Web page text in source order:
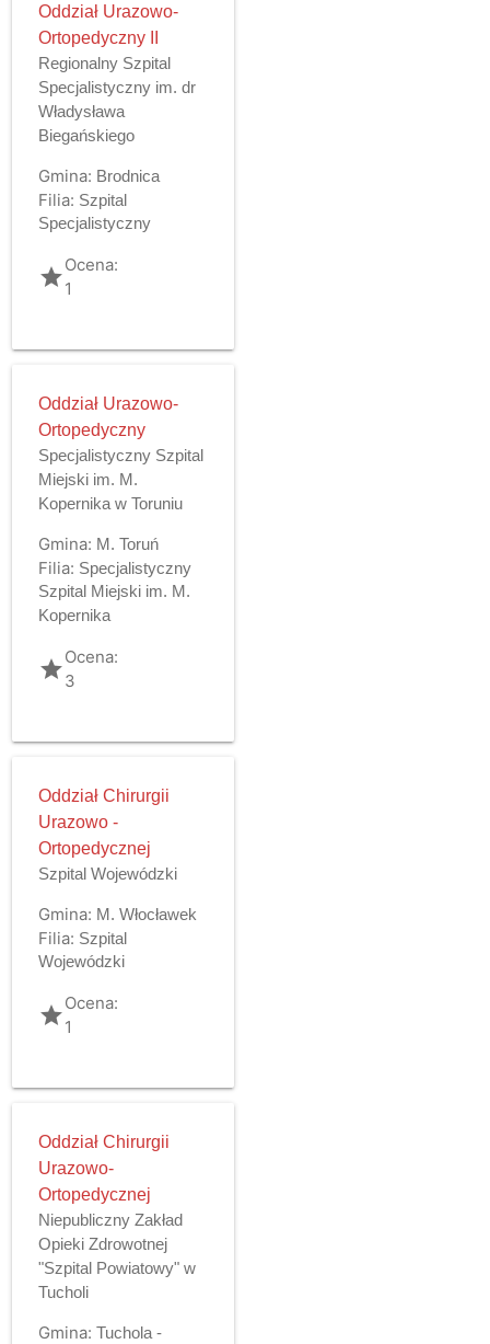
Oddział Urazowo-
Ortopedyczny II
Regionalny Szpital
Specjalistyczny im. dr
Władysława
Biegańskiego
Gmina: Brodnica
Filia: Szpital
Specjalistyczny
gradeOcena:
1
Oddział Urazowo-
Ortopedyczny
Specjalistyczny Szpital
Miejski im. M.
Kopernika w Toruniu
Gmina: M. Toruń
Filia: Specjalistyczny
Szpital Miejski im. M.
Kopernika
gradeOcena:
3
Oddział Chirurgii
Urazowo -
Ortopedycznej
Szpital Wojewódzki
Gmina: M. Włocławek
Filia: Szpital
Wojewódzki
gradeOcena:
1
Oddział Chirurgii
Urazowo-
Ortopedycznej
Niepubliczny Zakład
Opieki Zdrowotnej
"Szpital Powiatowy" w
Tucholi
Gmina: Tuchola -